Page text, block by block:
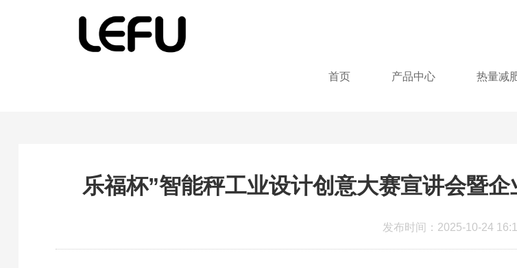
首页 产品中心 热量减
乐福杯”智能秤工业设计创意大赛宣讲会暨
发布时间：2025-10-24